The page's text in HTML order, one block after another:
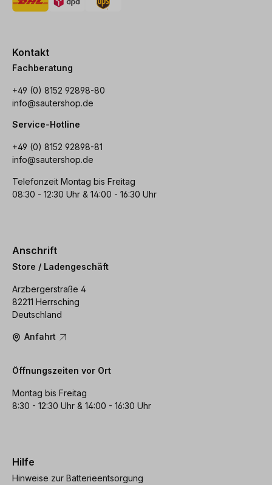
Kontakt
Fachberatung
+49 (0) 8152 92898-80
info@sautershop.de
Service-Hotline
+49 (0) 8152 92898-81
info@sautershop.de
Telefonzeit Montag bis Freitag
08:30 - 12:30 Uhr & 14:00 - 16:30 Uhr
Anschrift
Store / Ladengeschäft
Arzbergerstraße 4
82211 Herrsching
Deutschland
Anfahrt
Öffnungszeiten vor Ort
Montag bis Freitag
8:30 - 12:30 Uhr & 14:00 - 16:30 Uhr
Hilfe
Hinweise zur Batterieentsorgung